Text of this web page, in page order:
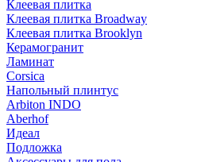
Клеевая плитка
Клеевая плитка Broadway
Клеевая плитка Brooklyn
Керамогранит
Ламинат
Corsica
Напольный плинтус
Arbiton INDO
Aberhof
Идеал
Подложка